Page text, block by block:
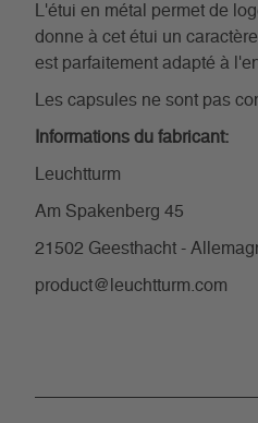
L'étui en métal permet de
donne à cet étui un
est parfaitement adapté à
Les capsules ne sont pas
Informations du fabricant:
Leuchtturm
Am Spakenberg 45
21502 Geesthacht -
product@leuchtturm.com